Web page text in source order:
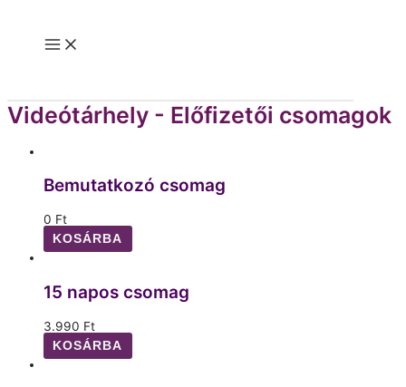
content
Main
Videótárhely - Előfizetői csomagok
Bemutatkozó csomag
0 Ft
KOSÁRBA
15 napos csomag
3.990 Ft
KOSÁRBA